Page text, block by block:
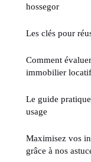
hossegor
Les clés pour
Comment
immobilier
Le guide
usage
Maximisez vos
grâce à nos